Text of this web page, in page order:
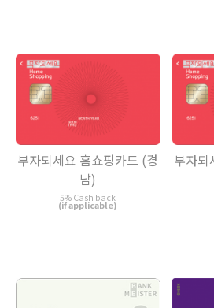
부자되세요 홈쇼핑카드 (경
남)
5% Cash back
(if applicable)
부자되